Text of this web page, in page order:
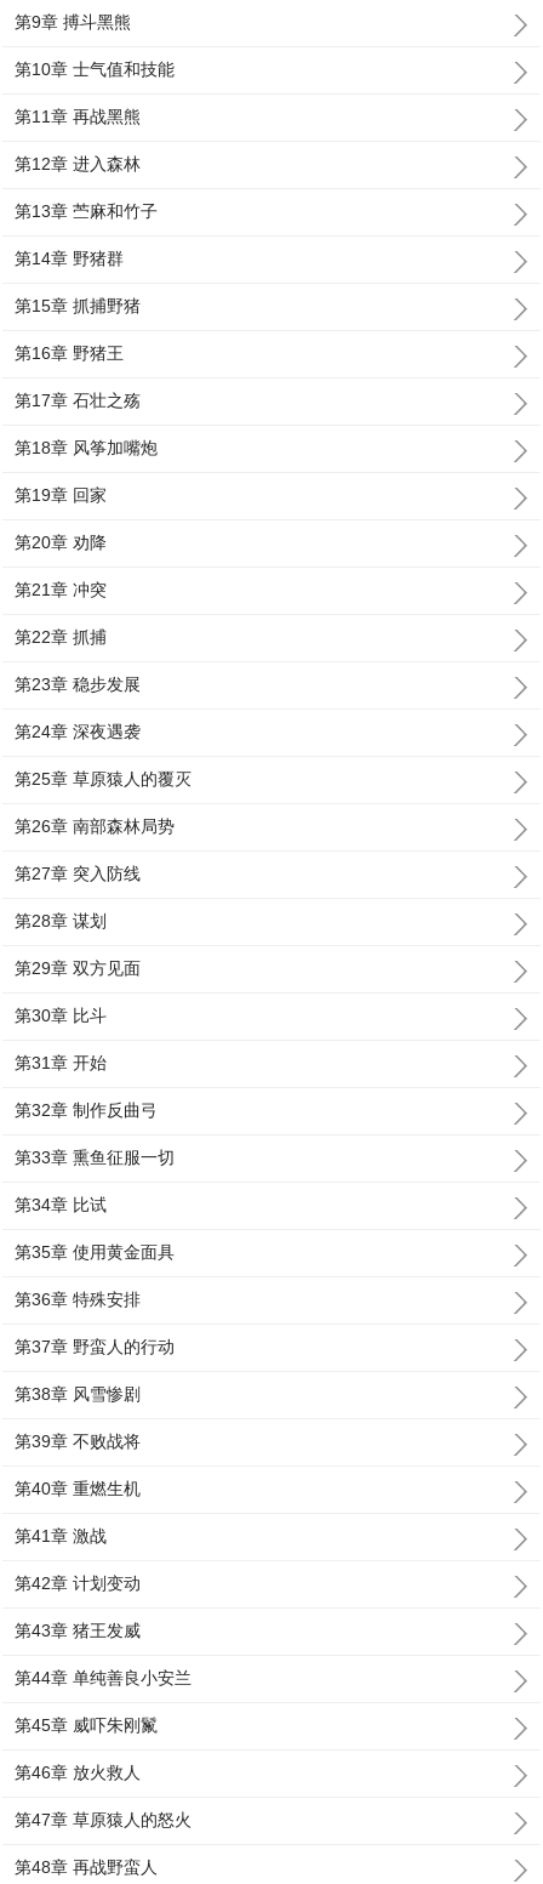
第9章 搏斗黑熊
第10章 士气值和技能
第11章 再战黑熊
第12章 进入森林
第13章 苎麻和竹子
第14章 野猪群
第15章 抓捕野猪
第16章 野猪王
第17章 石壮之殇
第18章 风筝加嘴炮
第19章 回家
第20章 劝降
第21章 冲突
第22章 抓捕
第23章 稳步发展
第24章 深夜遇袭
第25章 草原猿人的覆灭
第26章 南部森林局势
第27章 突入防线
第28章 谋划
第29章 双方见面
第30章 比斗
第31章 开始
第32章 制作反曲弓
第33章 熏鱼征服一切
第34章 比试
第35章 使用黄金面具
第36章 特殊安排
第37章 野蛮人的行动
第38章 风雪惨剧
第39章 不败战将
第40章 重燃生机
第41章 激战
第42章 计划变动
第43章 猪王发威
第44章 单纯善良小安兰
第45章 威吓朱刚鬣
第46章 放火救人
第47章 草原猿人的怒火
第48章 再战野蛮人